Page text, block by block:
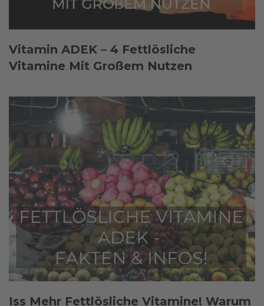
Vitamin ADEK – 4 Fettlösliche
Vitamine Mit Großem Nutzen
Iss Mehr Fettlösliche Vitamine! Warum